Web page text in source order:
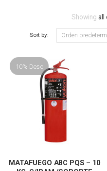
Showing all
Sort by:
10% Desc
MATAFUEGO ABC PQS – 10